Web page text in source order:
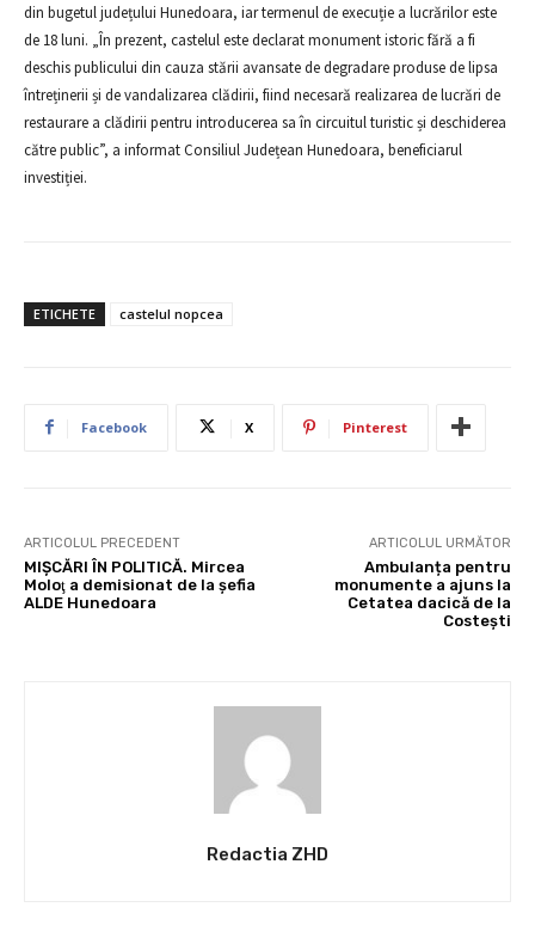
din bugetul județului Hunedoara, iar termenul de execuție a lucrărilor este
de 18 luni. „În prezent, castelul este declarat monument istoric fără a fi
deschis publicului din cauza stării avansate de degradare produse de lipsa
întreținerii și de vandalizarea clădirii, fiind necesară realizarea de lucrări de
restaurare a clădirii pentru introducerea sa în circuitul turistic și deschiderea
către public”, a informat Consiliul Județean Hunedoara, beneficiarul
investiției.
ETICHETE castelul nopcea
Facebook X Pinterest
ARTICOLUL PRECEDENT
MIŞCĂRI ÎN POLITICĂ. Mircea
Moloţ a demisionat de la şefia
ALDE Hunedoara
ARTICOLUL URMĂTOR
Ambulanța pentru
monumente a ajuns la
Cetatea dacică de la
Costești
Redactia ZHD